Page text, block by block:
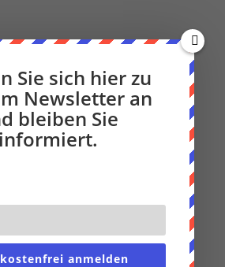
Sie sich hier zu
Newsletter an
bleiben Sie
informiert.
anmelden